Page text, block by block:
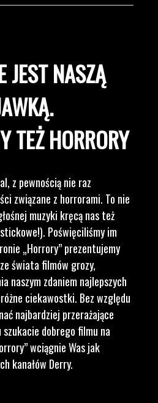
JEST NASZĄ
TEŻ HORRORY
z pewnością nie raz
związane z horrorami. To nie
muzyki kręcą nas też
Poświęciliśmy im
„Horrory” prezentujemy
świata filmów grozy,
naszym zdaniem najlepszych
ciekawostki. Bez względu
najbardziej przerażające
dobrego filmu na
wciągnie Was jak
kanałów Derry.